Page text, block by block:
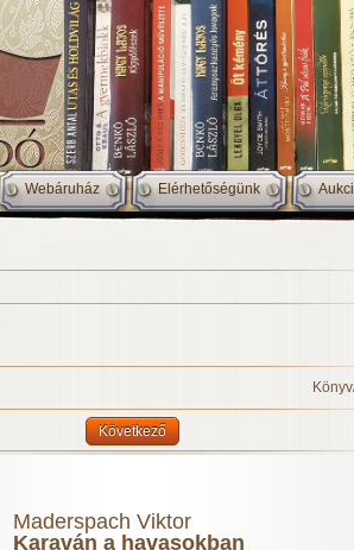
Webáruház Elérhetőségünk
Következő
Maderspach Viktor
Karaván a havasokban